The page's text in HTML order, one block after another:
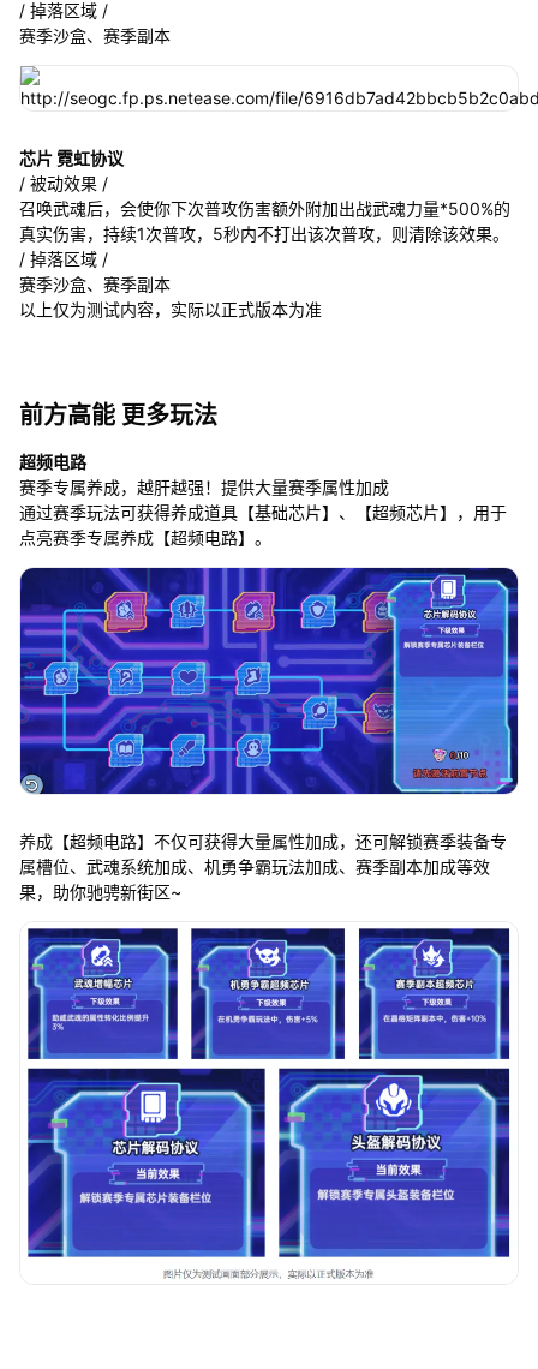
/ 掉落区域 /
赛季沙盒、赛季副本
芯片 霓虹协议
/ 被动效果 /
召唤武魂后，会使你下次普攻伤害额外附加出战武魂力量*500%的
真实伤害，持续1次普攻，5秒内不打出该次普攻，则清除该效果。
/ 掉落区域 /
赛季沙盒、赛季副本
以上仅为测试内容，实际以正式版本为准
前方高能 更多玩法
超频电路
赛季专属养成，越肝越强！提供大量赛季属性加成
通过赛季玩法可获得养成道具【基础芯片】、【超频芯片】，用于
点亮赛季专属养成【超频电路】。
养成【超频电路】不仅可获得大量属性加成，还可解锁赛季装备专
属槽位、武魂系统加成、机勇争霸玩法加成、赛季副本加成等效
果，助你驰骋新街区~